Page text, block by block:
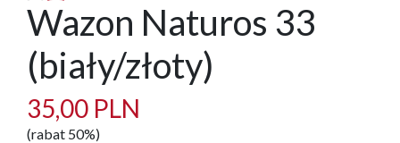
Wazon Naturos 33
(biały/złoty)
35,00 PLN
(rabat 50%)